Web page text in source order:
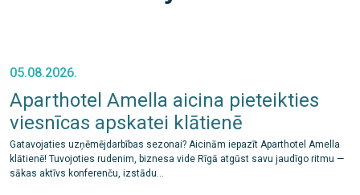
05.08.2026.
Aparthotel Amella aicina pieteikties
viesnīcas apskatei klātienē
Gatavojaties uzņēmējdarbības sezonai? Aicinām iepazīt Aparthotel Amella
klātienē! Tuvojoties rudenim, biznesa vide Rīgā atgūst savu jaudīgo ritmu —
sākas aktīvs konferenču, izstādu...